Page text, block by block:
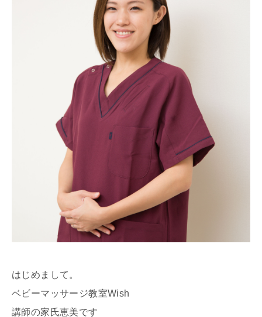
はじめまして。
ベビーマッサージ教室Wish
講師の家氏恵美です